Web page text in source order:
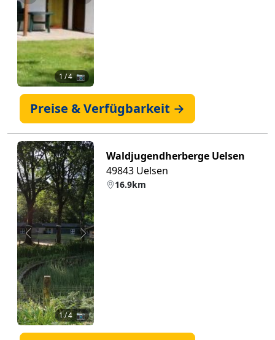
1 / 4 📷
Preise & Verfügbarkeit →
Zurück Weiter
1/ 4 📷
Waldjugendherberge Uelsen
49843 Uelsen
16.9km